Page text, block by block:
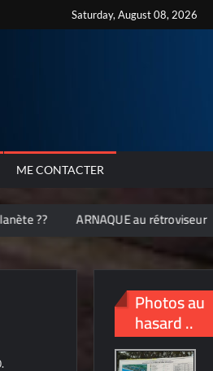
Saturday, August 08, 2026
ME CONTACTER
au rétroviseur Palmarés
Photos au
hasard ..